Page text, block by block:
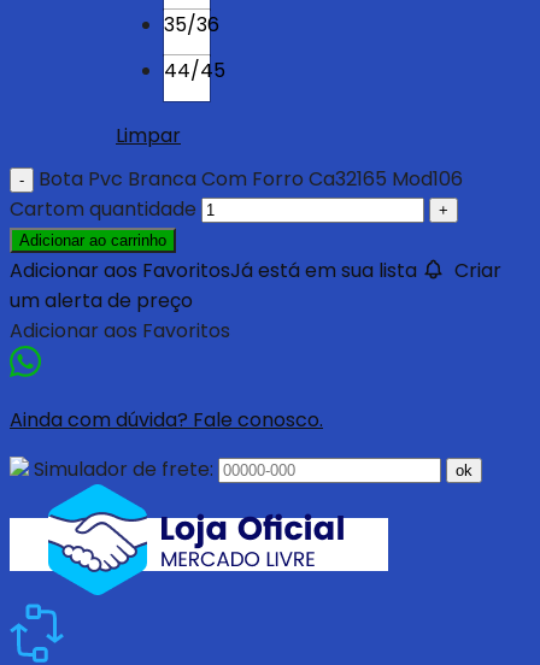
35/36
44/45
Limpar
Bota Pvc Branca Com Forro Ca32165 Mod106
Cartom quantidade
Adicionar ao carrinho
Adicionar aos FavoritosJá está em sua lista
Criar
um alerta de preço
Adicionar aos Favoritos
Ainda com dúvida? Fale conosco.
Simulador de frete:
ok